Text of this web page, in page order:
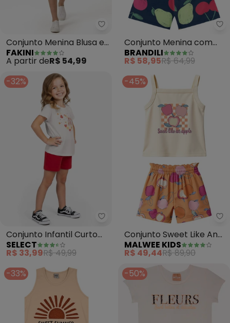
Fakini - Conjunto Menina Blusa
Conjunto Menina Blusa e
Short Frutas (Bege)
FAKINI
A partir deR$ 54,99
Conjunto Menina com
Frutas Brilhante (Natural)
BRANDILI
R$ 58,95R$ 64,99
-32%
Select - Conjunto Infantil Curto
Conjunto Infantil Curto
Verão Menina (Bege)
SELECT
R$ 33,99R$ 49,99
-45%
Conjunto Sweet Like An
Apple (Off White)
MALWEE KIDS
R$ 49,44R$ 89,90
-33%
-50%